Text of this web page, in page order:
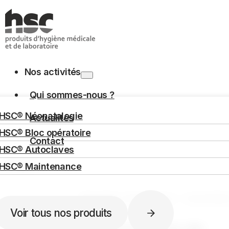
Passer au contenu principal
Nos activités
Néonatalogie
Bloc opératoire
Autoclaves
Maintenance
Voir tous nos produits
Qui sommes-nous ?
Actualités
Contact
Langues
ACCUEILPOLITIQUE DE CONFIDENTIALITÉ
Politique de